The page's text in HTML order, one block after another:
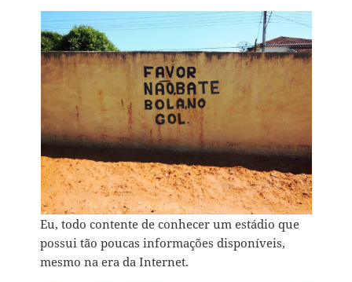
Eu, todo contente de conhecer um estádio que
possui tão poucas informações disponíveis,
mesmo na era da Internet.